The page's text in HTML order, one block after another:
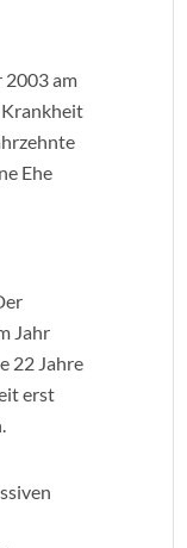
am
Ehe
Jahr
22 Jahre
erst